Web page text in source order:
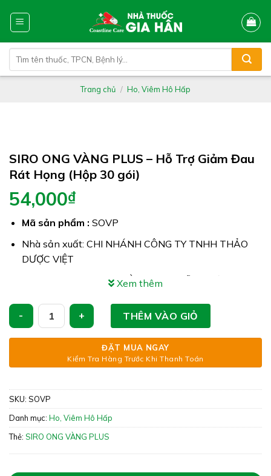
kiếm:
Trang chủ / Ho, Viêm Hô Hấp
SIRO ONG VÀNG PLUS – Hỗ Trợ Giảm Đau
Rát Họng (Hộp 30 gói)
54,000₫
Mã sản phẩm : SOVP
Nhà sản xuất: CHI NHÁNH CÔNG TY TNHH THẢO
DƯỢC VIỆT
Công dụng: SIRO ONG VÀNG PLUS hỗ trợ giảm đau
Xuất xứ: Việt Nam
Giấy phép: 1173/2022/ĐKSP – 1147/2022/XNQC-
Tình trạng hàng: Còn hàng
Xem thêm
SIRO ONG VÀNG PLUS - Hỗ Trợ Giảm Đau Rát Họng (Hộp
THÊM VÀO GIỎ
ĐẶT MUA NGAY
Kiểm Tra Hàng Trước Khi Thanh Toán
SKU: SOVP
Danh mục: Ho, Viêm Hô Hấp
Thẻ: SIRO ONG VÀNG PLUS